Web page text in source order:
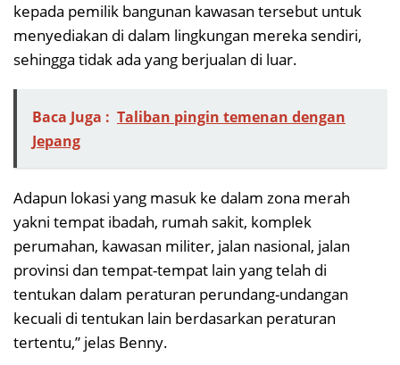
kepada pemilik bangunan kawasan tersebut untuk
menyediakan di dalam lingkungan mereka sendiri,
sehingga tidak ada yang berjualan di luar.
Baca Juga : Taliban pingin temenan dengan
Jepang
Adapun lokasi yang masuk ke dalam zona merah
yakni tempat ibadah, rumah sakit, komplek
perumahan, kawasan militer, jalan nasional, jalan
provinsi dan tempat-tempat lain yang telah di
tentukan dalam peraturan perundang-undangan
kecuali di tentukan lain berdasarkan peraturan
tertentu,” jelas Benny.